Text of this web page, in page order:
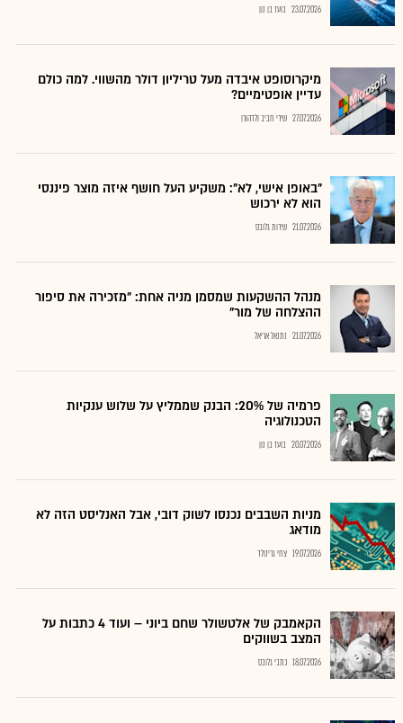
23.07.2026 בועז בן נון
מיקרוסופט איבדה מעל טריליון דולר מהשווי. למה כולם
עדיין אופטימיים?
27.07.2026 שירי חביב ולדהורן
"באופן אישי, לא": משקיע העל חושף איזה מוצר פיננסי
הוא לא ירכוש
21.07.2026 שירות גלובס
מנהל ההשקעות שמסמן מניה אחת: "מזכירה את סיפור
ההצלחה של מור"
21.07.2026 נתנאל אריאל
פרמיה של 20%: הבנק שממליץ על שלוש ענקיות
הטכנולוגיה
20.07.2026 בועז בן נון
מניות השבבים נכנסו לשוק דובי, אבל האנליסט הזה לא
מודאג
19.07.2026 צחי גרינולד
הקאמבק של אלטשולר שחם ביוני – ועוד 4 כתבות על
המצב בשווקים
18.07.2026 כתבי גלובס